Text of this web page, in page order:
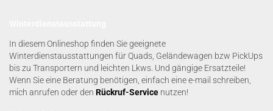
In diesem Onlineshop finden Sie geeignete
Winterdienstausstattungen für Quads, Geländewagen bzw PickUps
bis zu Transportern und leichten Lkws. Und gängige Ersatzteile!
Wenn Sie eine Beratung benötigen, einfach eine e-mail schreiben,
mich anrufen oder den Rückruf-Service nutzen!